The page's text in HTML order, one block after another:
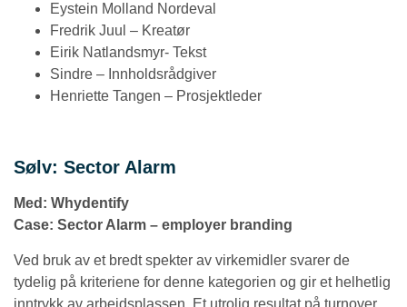
Eystein Molland Nordeval
Fredrik Juul – Kreatør
Eirik Natlandsmyr- Tekst
Sindre – Innholdsrådgiver
Henriette Tangen – Prosjektleder
Sølv: Sector Alarm
Med: Whydentify
Case: Sector Alarm – employer branding
Ved bruk av et bredt spekter av virkemidler svarer de
tydelig på kriteriene for denne kategorien og gir et helhetlig
inntrykk av arbeidsplassen. Et utrolig resultat på turnover